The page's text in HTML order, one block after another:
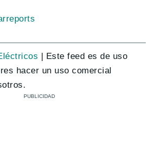
| Este feed es de uso
hacer un uso comercial